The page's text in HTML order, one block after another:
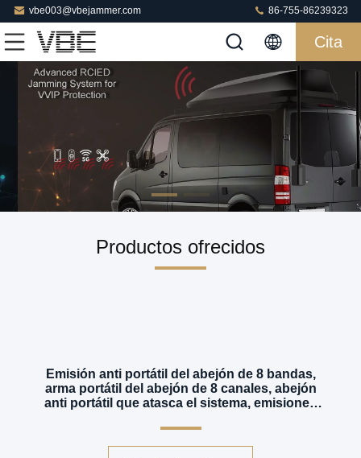
vbe003@vbejammer.com 86-755-86239323
Cita
Productos ofrecidos
Emisión anti portátil del abejón de 8 bandas,
arma portátil del abejón de 8 canales, abejón
anti portátil que atasca el sistema, emisiones